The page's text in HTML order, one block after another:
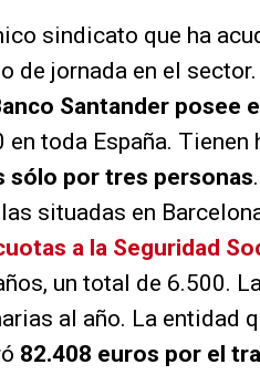
sindicato que ha
de jornada en el sector.
Santander posee
en toda España. Tienen
sólo por tres personas
situadas en
a la Seguridad
un total de 6.500.
al año. La entidad
82.408 euros por el